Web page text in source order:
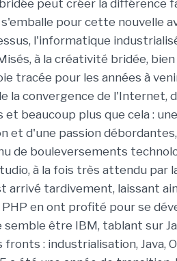
peut créer la différence
pour cette nouvelle
l'informatique
à la créativité bridée,
tracée pour les années à
la convergence de l'Internet,
et beaucoup plus que cela :
et d'une passion
de bouleversements
à la fois très attendu par
arrivé tardivement, laissant
en ont profité pour se
être IBM, tablant sur
: industrialisation, Java,